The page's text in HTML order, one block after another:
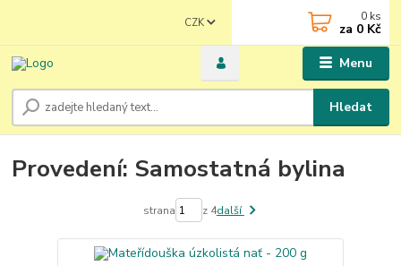
Menu
CZK
Hledat
0 ks
za 0 Kč
Provedení: Samostatná bylina
strana z 4další